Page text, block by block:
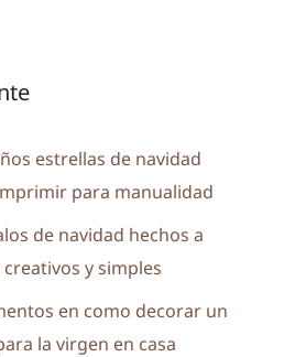
estrellas de navidad
para manualidad
de navidad hechos a
y simples
en como decorar un
la virgen en casa